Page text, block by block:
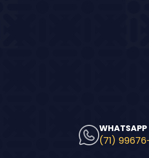
WHATSAPP
(71)